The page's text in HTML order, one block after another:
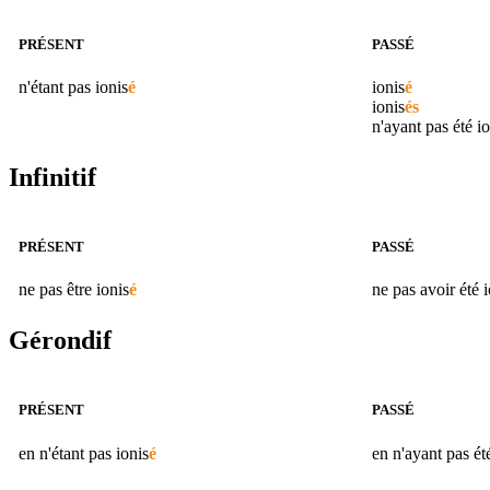
PRÉSENT
n'étant pas ionisé
PASSÉ
ionisé
ionisés
n'ayant pas été
Infinitif
PRÉSENT
ne pas être ionisé
PASSÉ
ne pas avoir été
Gérondif
PRÉSENT
en n'étant pas ionisé
PASSÉ
en n'ayant pas